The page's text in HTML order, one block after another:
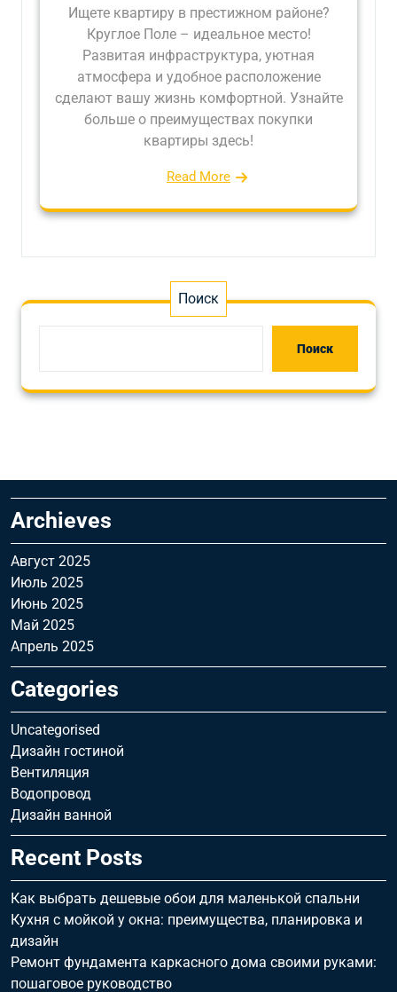
Ищете квартиру в престижном районе?
Круглое Поле – идеальное место!
Развитая инфраструктура, уютная
атмосфера и удобное расположение
сделают вашу жизнь комфортной. Узнайте
больше о преимуществах покупки
квартиры здесь!
Read More
Поиск
Поиск
Archieves
Август 2025
Июль 2025
Июнь 2025
Май 2025
Апрель 2025
Categories
Uncategorised
Дизайн гостиной
Вентиляция
Водопровод
Дизайн ванной
Recent Posts
Как выбрать дешевые обои для маленькой спальни
Кухня с мойкой у окна: преимущества, планировка и
дизайн
Ремонт фундамента каркасного дома своими руками:
пошаговое руководство